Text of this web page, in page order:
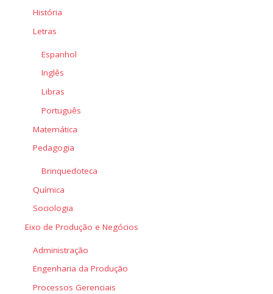
História
Letras
Espanhol
Inglês
Libras
Português
Matemática
Pedagogia
Brinquedoteca
Química
Sociologia
Eixo de Produção e Negócios
Administração
Engenharia da Produção
Processos Gerenciais